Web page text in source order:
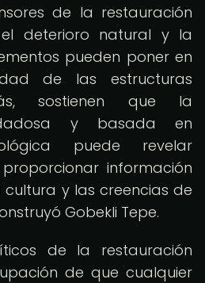
de la restauración
deterioro natural y la
pueden poner en
de las estructuras
sostienen que la
y basada en
puede revelar
información
y las creencias de
Gobekli Tepe.
de la restauración
de que cualquier